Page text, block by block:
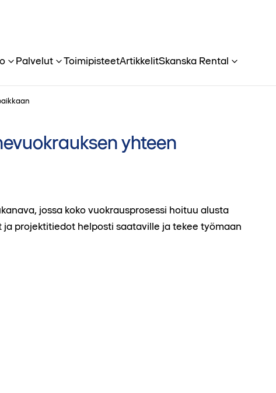
Palvelut ToimipisteetArtikkelitSkanska Rental
yhteen
jossa koko vuokrausprosessi hoituu alusta
projektitiedot helposti saataville ja tekee työmaan